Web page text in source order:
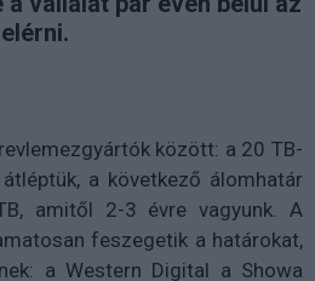
között: a 20 TB-
a következő álomhatár
amitől 2-3 évre vagyunk. A
feszegetik a határokat,
a Western Digital a Showa